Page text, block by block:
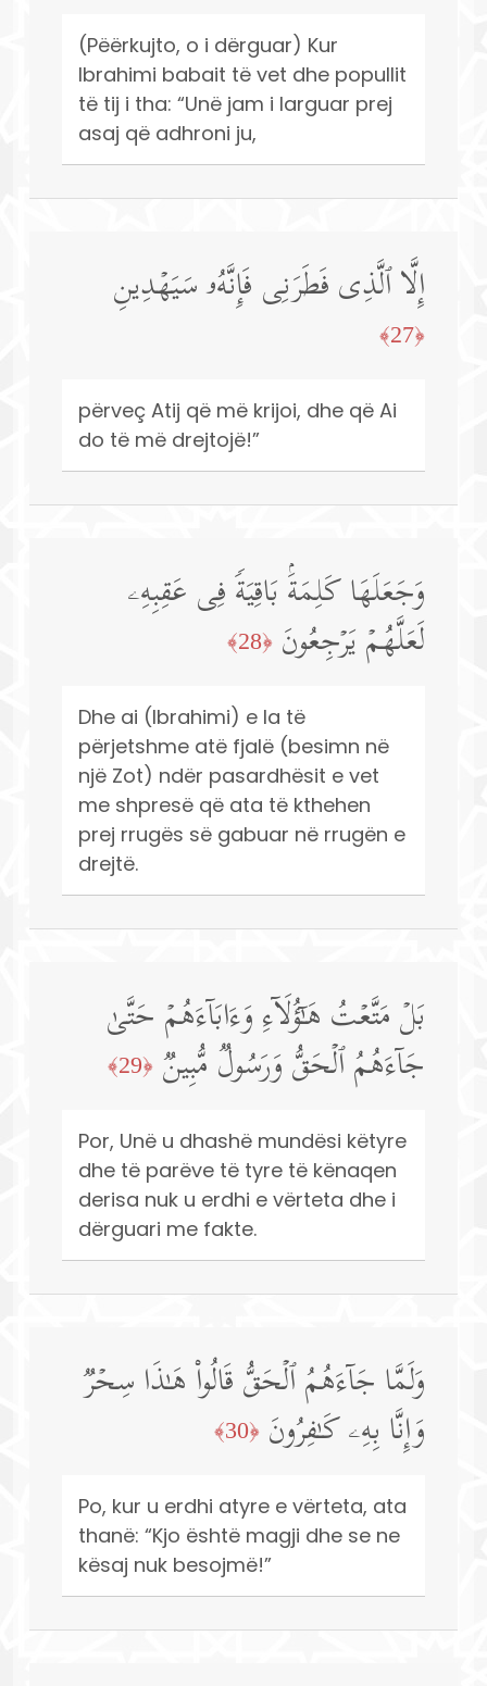
(Pëërkujto, o i dërguar) Kur
Ibrahimi babait të vet dhe popullit
të tij i tha: “Unë jam i larguar prej
asaj që adhroni ju,
إِلَّا ٱلَّذِی فَطَرَنِی فَإِنَّهُۥ سَیَهۡدِینِ
﴿27﴾
përveç Atij që më krijoi, dhe që Ai
do të më drejtojë!”
وَجَعَلَهَا كَلِمَةَۢ بَاقِیَةࣰ فِی عَقِبِهِۦ
لَعَلَّهُمۡ یَرۡجِعُونَ ﴿28﴾
Dhe ai (Ibrahimi) e la të
përjetshme atë fjalë (besimn në
një Zot) ndër pasardhësit e vet
me shpresë që ata të kthehen
prej rrugës së gabuar në rrugën e
drejtë.
بَلۡ مَتَّعۡتُ هَـٰۤؤُلَاۤءِ وَءَابَاۤءَهُمۡ حَتَّىٰ
جَاۤءَهُمُ ٱلۡحَقُّ وَرَسُولࣱ مُّبِینࣱ ﴿29﴾
Por, Unë u dhashë mundësi këtyre
dhe të parëve të tyre të kënaqen
derisa nuk u erdhi e vërteta dhe i
dërguari me fakte.
وَلَمَّا جَاۤءَهُمُ ٱلۡحَقُّ قَالُوا۟ هَـٰذَا سِحۡرࣱ
وَإِنَّا بِهِۦ كَـٰفِرُونَ ﴿30﴾
Po, kur u erdhi atyre e vërteta, ata
thanë: “Kjo është magji dhe se ne
kësaj nuk besojmë!”